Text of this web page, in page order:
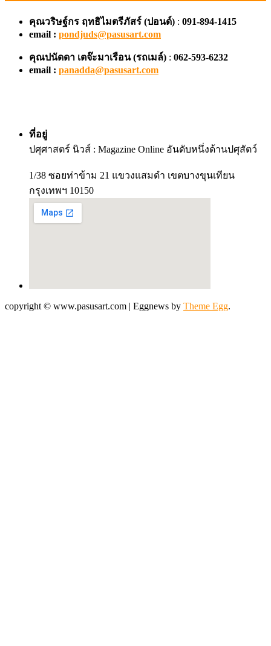
คุณวริษฐ์กร ฤทธิไมตรีภัสร์ (ปอนด์) : 091-894-1415
email : pondjuds@pasusart.com
คุณปนัดดา เตจ๊ะมาเรือน (รถเมล์) : 062-593-6232
email : panadda@pasusart.com
ที่อยู่
ปศุศาสตร์ นิวส์ : Magazine Online อันดับหนึ่งด้านปศุสัตว์
1/38 ซอยท่าข้าม 21 แขวงแสมดำ เขตบางขุนเทียน
กรุงเทพฯ 10150
copyright © www.pasusart.com | Eggnews by Theme Egg.